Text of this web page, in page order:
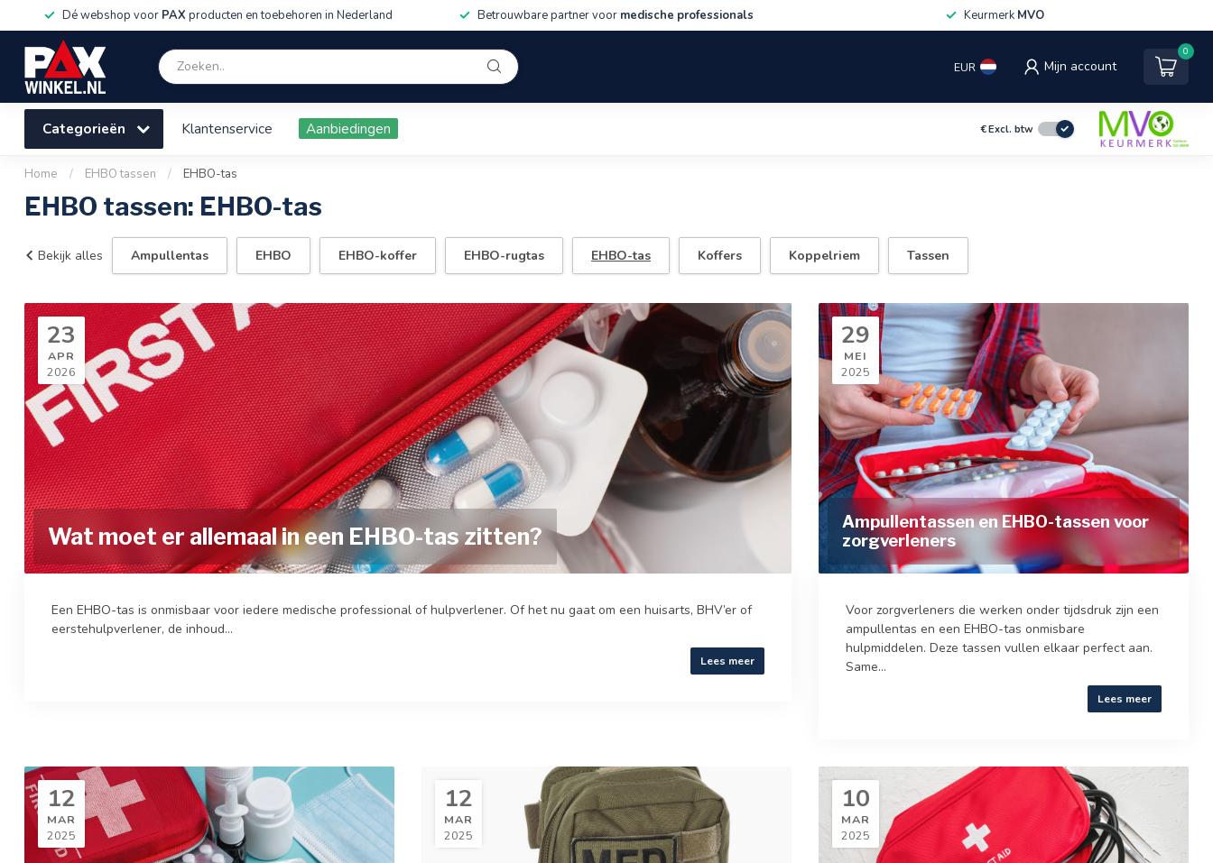
Dé webshop voor PAX producten en toebehoren in Nederland Betrouwbare partner voor medische professionals Keurmerk MVO
EUR Mijn account
0
Categorieën Klantenservice Aanbiedingen €Excl. btw
Home / EHBO tassen / EHBO-tas
EHBO tassen: EHBO-tas
Bekijk alles Ampullentas EHBO EHBO-koffer EHBO-rugtas EHBO-tas Koffers Koppelriem Tassen
23
APR
2026
Wat moet er allemaal in een EHBO-tas zitten?
Een EHBO-tas is onmisbaar voor iedere medische professional of hulpverlener. Of het nu gaat om een huisarts, BHV’er of
eerstehulpverlener, de inhoud...
Lees meer
29
MEI
2025
Ampullentassen en EHBO-tassen voor
zorgverleners
Voor zorgverleners die werken onder tijdsdruk zijn een
ampullentas en een EHBO-tas onmisbare
hulpmiddelen. Deze tassen vullen elkaar perfect aan.
Same...
Lees meer
12
MAR
2025
12
MAR
2025
10
MAR
2025